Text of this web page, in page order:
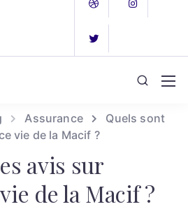
Assurance
Quels sont
vie de la Macif ?
avis sur
de la Macif ?